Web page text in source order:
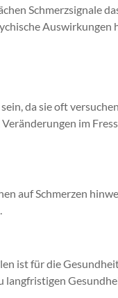
Schmerzsignale
da sie oft
im
auf Schmerzen
ist für die